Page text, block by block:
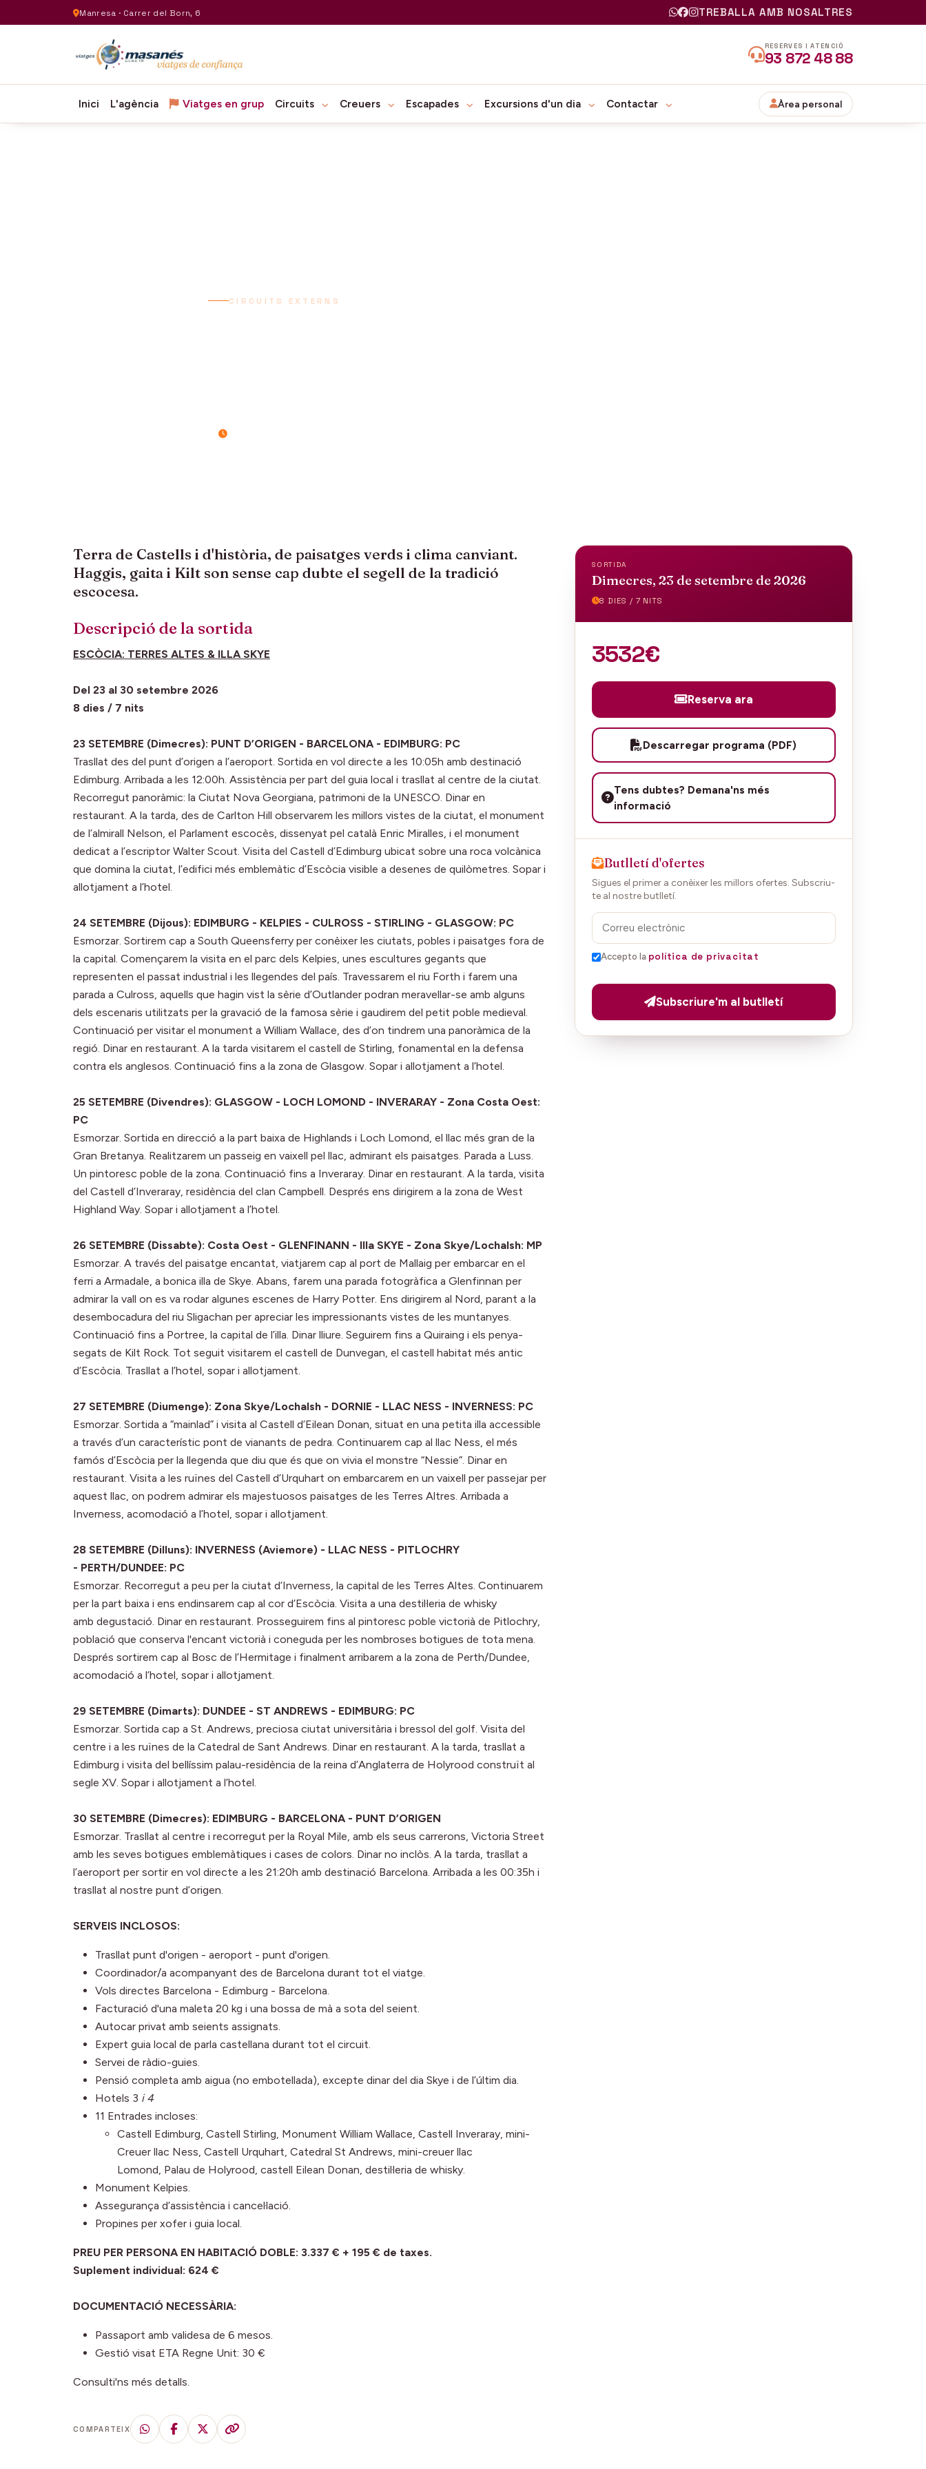
Manresa · Carrer del Born, 6 TREBALLA AMB NOSALTRES
RESERVES I ATENCIÓ
93 872 48 88
Inici L'agència Viatges en grup Circuits Creuers Escapades Excursions d'un dia Contactar Àrea personal
CIRCUITS EXTERNS
Terra de Castells i d'història, de paisatges verds i clima canviant.
Haggis, gaita i Kilt son sense cap dubte el segell de la tradició
escocesa.
Descripció de la sortida
ESCÒCIA: TERRES ALTES & ILLA SKYE
Del 23 al 30 setembre 2026
8 dies / 7 nits
23 SETEMBRE (Dimecres): PUNT D’ORIGEN - BARCELONA - EDIMBURG: PC
Trasllat des del punt d’origen a l’aeroport. Sortida en vol directe a les 10:05h amb destinació
Edimburg. Arribada a les 12:00h. Assistència per part del guia local i trasllat al centre de la ciutat.
Recorregut panoràmic: la Ciutat Nova Georgiana, patrimoni de la UNESCO. Dinar en
restaurant. A la tarda, des de Carlton Hill observarem les millors vistes de la ciutat, el monument
de l’almirall Nelson, el Parlament escocès, dissenyat pel català Enric Miralles, i el monument
dedicat a l’escriptor Walter Scout. Visita del Castell d’Edimburg ubicat sobre una roca volcànica
que domina la ciutat, l’edifici més emblemàtic d’Escòcia visible a desenes de quilòmetres. Sopar i
allotjament a l’hotel.
24 SETEMBRE (Dijous): EDIMBURG - KELPIES - CULROSS - STIRLING - GLASGOW: PC
Esmorzar. Sortirem cap a South Queensferry per conèixer les ciutats, pobles i paisatges fora de
la capital. Començarem la visita en el parc dels Kelpies, unes escultures gegants que
representen el passat industrial i les llegendes del país. Travessarem el riu Forth i farem una
parada a Culross, aquells que hagin vist la sèrie d’Outlander podran meravellar-se amb alguns
dels escenaris utilitzats per la gravació de la famosa sèrie i gaudirem del petit poble medieval.
Continuació per visitar el monument a William Wallace, des d’on tindrem una panoràmica de la
regió. Dinar en restaurant. A la tarda visitarem el castell de Stirling, fonamental en la defensa
contra els anglesos. Continuació fins a la zona de Glasgow. Sopar i allotjament a l’hotel.
25 SETEMBRE (Divendres): GLASGOW - LOCH LOMOND - INVERARAY - Zona Costa Oest:
PC
Esmorzar. Sortida en direcció a la part baixa de Highlands i Loch Lomond, el llac més gran de la
Gran Bretanya. Realitzarem un passeig en vaixell pel llac, admirant els paisatges. Parada a Luss.
Un pintoresc poble de la zona. Continuació fins a Inveraray. Dinar en restaurant. A la tarda, visita
del Castell d’Inveraray, residència del clan Campbell. Després ens dirigirem a la zona de West
Highland Way. Sopar i allotjament a l’hotel.
26 SETEMBRE (Dissabte): Costa Oest - GLENFINANN - Illa SKYE - Zona Skye/Lochalsh: MP
Esmorzar. A través del paisatge encantat, viatjarem cap al port de Mallaig per embarcar en el
ferri a Armadale, a bonica illa de Skye. Abans, farem una parada fotogràfica a Glenfinnan per
admirar la vall on es va rodar algunes escenes de Harry Potter. Ens dirigirem al Nord, parant a la
desembocadura del riu Sligachan per apreciar les impressionants vistes de les muntanyes.
Continuació fins a Portree, la capital de l’illa. Dinar lliure. Seguirem fins a Quiraing i els penya-
segats de Kilt Rock. Tot seguit visitarem el castell de Dunvegan, el castell habitat més antic
d’Escòcia. Trasllat a l’hotel, sopar i allotjament.
27 SETEMBRE (Diumenge): Zona Skye/Lochalsh - DORNIE - LLAC NESS - INVERNESS: PC
Esmorzar. Sortida a “mainlad” i visita al Castell d’Eilean Donan, situat en una petita illa accessible
a través d’un característic pont de vianants de pedra. Continuarem cap al llac Ness, el més
famós d’Escòcia per la llegenda que diu que és que on vivia el monstre “Nessie”. Dinar en
restaurant. Visita a les ruïnes del Castell d’Urquhart on embarcarem en un vaixell per passejar per
aquest llac, on podrem admirar els majestuosos paisatges de les Terres Altres. Arribada a
Inverness, acomodació a l’hotel, sopar i allotjament.
28 SETEMBRE (Dilluns): INVERNESS (Aviemore) - LLAC NESS - PITLOCHRY
- PERTH/DUNDEE: PC
Esmorzar. Recorregut a peu per la ciutat d’Inverness, la capital de les Terres Altes. Continuarem
per la part baixa i ens endinsarem cap al cor d’Escòcia. Visita a una destil·leria de whisky
amb degustació. Dinar en restaurant. Prosseguirem fins al pintoresc poble victorià de Pitlochry,
població que conserva l'encant victorià i coneguda per les nombroses botigues de tota mena.
Després sortirem cap al Bosc de l’Hermitage i finalment arribarem a la zona de Perth/Dundee,
acomodació a l’hotel, sopar i allotjament.
29 SETEMBRE (Dimarts): DUNDEE - ST ANDREWS - EDIMBURG: PC
Esmorzar. Sortida cap a St. Andrews, preciosa ciutat universitària i bressol del golf. Visita del
centre i a les ruïnes de la Catedral de Sant Andrews. Dinar en restaurant. A la tarda, trasllat a
Edimburg i visita del bellíssim palau-residència de la reina d’Anglaterra de Holyrood construït al
segle XV. Sopar i allotjament a l’hotel.
30 SETEMBRE (Dimecres): EDIMBURG - BARCELONA - PUNT D’ORIGEN
Esmorzar. Trasllat al centre i recorregut per la Royal Mile, amb els seus carrerons, Victoria Street
amb les seves botigues emblemàtiques i cases de colors. Dinar no inclòs. A la tarda, trasllat a
l’aeroport per sortir en vol directe a les 21:20h amb destinació Barcelona. Arribada a les 00:35h i
trasllat al nostre punt d’origen.
SERVEIS INCLOSOS:
Trasllat punt d'origen - aeroport - punt d'origen.
Coordinador/a acompanyant des de Barcelona durant tot el viatge.
Vols directes Barcelona - Edimburg - Barcelona.
Facturació d'una maleta 20 kg i una bossa de mà a sota del seient.
Autocar privat amb seients assignats.
Expert guia local de parla castellana durant tot el circuit.
Servei de ràdio-guies.
Pensió completa amb aigua (no embotellada), excepte dinar del dia Skye i de l’últim dia.
Hotels 3 i 4
11 Entrades incloses:
Castell Edimburg, Castell Stirling, Monument William Wallace, Castell Inveraray, mini-
Creuer llac Ness, Castell Urquhart, Catedral St Andrews, mini-creuer llac
Lomond, Palau de Holyrood, castell Eilean Donan, destil·leria de whisky.
Monument Kelpies.
Assegurança d’assistència i cancel·lació.
Propines per xofer i guia local.
PREU PER PERSONA EN HABITACIÓ DOBLE: 3.337 € + 195 € de taxes.
Suplement individual: 624 €
DOCUMENTACIÓ NECESSÀRIA:
Passaport amb validesa de 6 mesos.
Gestió visat ETA Regne Unit: 30 €
Consulti'ns més detalls.
COMPARTEIX
SORTIDA
Dimecres, 23 de setembre de 2026
8 DIES / 7 NITS
3532€
Reserva ara
Descarregar programa (PDF)
Tens dubtes? Demana'ns més
informació
Butlletí d'ofertes
Sigues el primer a conèixer les millors ofertes. Subscriu-
te al nostre butlletí.
Accepto la política de privacitat
Subscriure'm al butlletí